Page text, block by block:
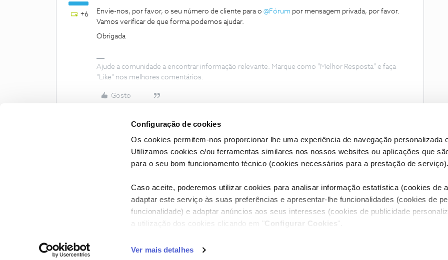
Configuração de cookies
Os cookies permitem-nos proporcionar lhe uma experiência de navegação personalizada
Utilizamos cookies e/ou ferramentas similares nos nossos websites ou aplicações que
para o seu bom funcionamento técnico (cookies necessários para a prestação de serviço).
Caso aceite, poderemos utilizar cookies para analisar informação estatística (cookies de
adaptar este serviço às suas preferências e apresentar-lhe funcionalidades (cookies de
funcionalidade) e adaptar anúncios aos seus interesses (cookies de publicidade
a utilização dos cookies clicando em " Configurar Cookies ".
Ver mais detalhes
+6 Envie-nos, por favor, o seu número de cliente para o @Fórum por mensagem privada, por favor.
Vamos verificar de que forma podemos ajudar.
Obrigada
Ajude a comunidade a encontrar informação relevante. Marque como "Melhor Resposta" e faça
"Like" nos melhores comentários.
Gosto
Condições do Fórum NOS Accessibility statement